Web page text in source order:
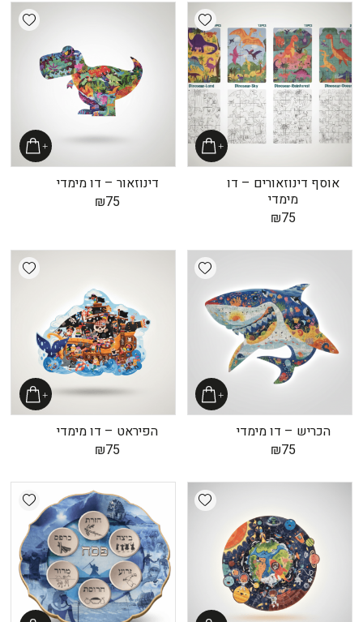
Add wishlist
אוסף דינוזאורים – דו
מימדי
₪75
דינוזאור – דו מימדי
₪75
Add wishlist
הכריש – דו מימדי
₪75
הפיראט – דו מימדי
₪75
Add wishlist